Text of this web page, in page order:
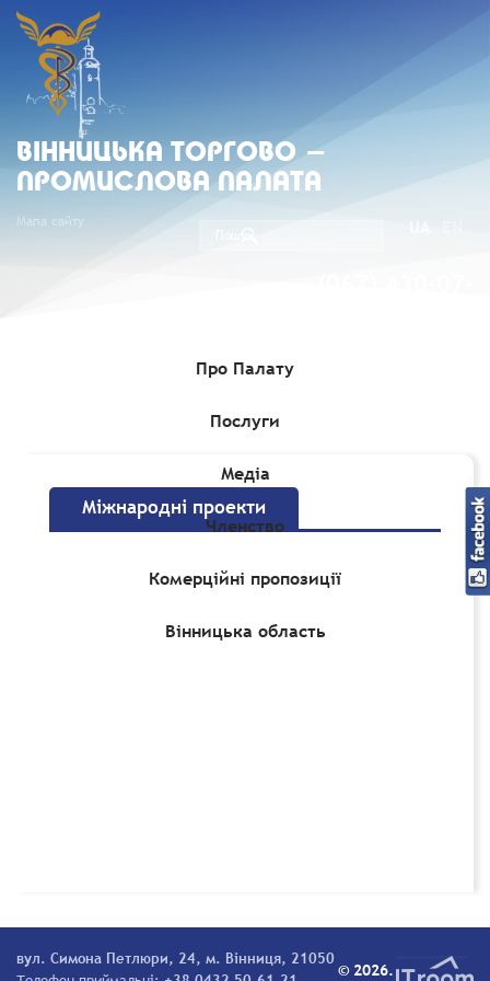
ВIННИЦЬКА ТОРГОВО -
ПРОМИСЛОВА ПАЛАТА
Мапа сайту
Про Палату
Послуги
Медіа
Членство
Комерційні пропозиції
Вінницька область
Міжнародні проекти
Міжнародні проекти
вул. Симона Петлюри, 24, м. Вінниця, 21050
© 2026.